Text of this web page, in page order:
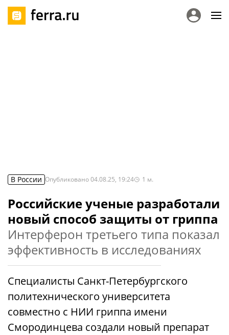
В России Опубликовано04.08.25, 19:24 1 м.
Российские ученые разработали
новый способ защиты от гриппа
Интерферон третьего типа показал
эффективность в исследованиях
Специалисты Санкт-Петербургского
политехнического университета
совместно с НИИ гриппа имени
Смородинцева создали новый препарат